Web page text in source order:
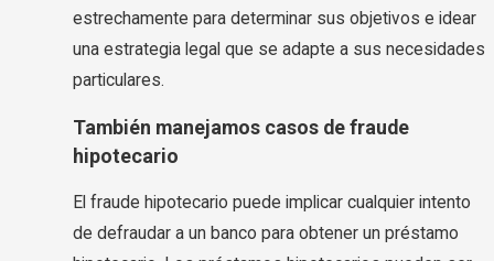
estrechamente para determinar sus objetivos e idear
una estrategia legal que se adapte a sus necesidades
particulares.
También manejamos casos de fraude
hipotecario
El fraude hipotecario puede implicar cualquier intento
de defraudar a un banco para obtener un préstamo